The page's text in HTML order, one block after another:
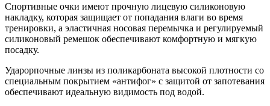
Спортивные очки имеют прочную лицевую силиконовую
накладку, которая защищает от попадания влаги во время
тренировки, а эластичная носовая перемычка и регулируемый
силиконовый ремешок обеспечивают комфортную и мягкую
посадку.
Ударорпочные линзы из поликарбоната высокой плотности со
специальным покрытием «антифог» с защитой от запотевания
обеспечивают идеальную видимость под водой.